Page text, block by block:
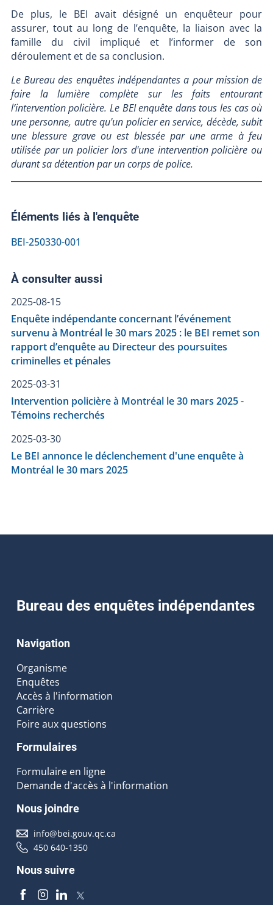
De plus, le BEI avait désigné un enquêteur pour
assurer, tout au long de l’enquête, la liaison avec la
famille du civil impliqué et l’informer de son
déroulement et de sa conclusion.
Le Bureau des enquêtes indépendantes a pour mission de
faire la lumière complète sur les faits entourant
l’intervention policière. Le BEI enquête dans tous les cas où
une personne, autre qu'un policier en service, décède, subit
une blessure grave ou est blessée par une arme à feu
utilisée par un policier lors d'une intervention policière ou
durant sa détention par un corps de police.
Éléments liés à l'enquête
BEI-250330-001
À consulter aussi
2025-08-15
Enquête indépendante concernant l’événement
survenu à Montréal le 30 mars 2025 : le BEI remet son
rapport d’enquête au Directeur des poursuites
criminelles et pénales
2025-03-31
Intervention policière à Montréal le 30 mars 2025 -
Témoins recherchés
2025-03-30
Le BEI annonce le déclenchement d'une enquête à
Montréal le 30 mars 2025
Bureau des enquêtes indépendantes
Navigation
Organisme
Enquêtes
Accès à l'information
Carrière
Foire aux questions
Formulaires
Formulaire en ligne
Demande d'accès à l'information
Nous joindre
info@bei.gouv.qc.ca
450 640-1350
Nous suivre